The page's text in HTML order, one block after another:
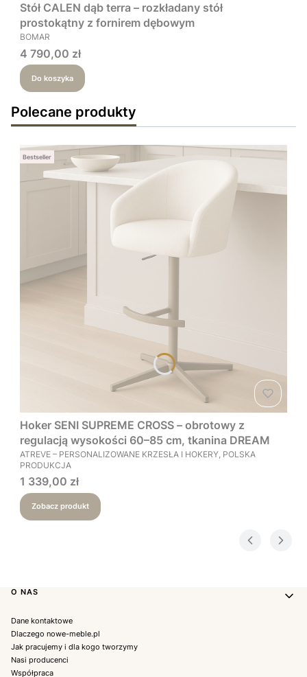
Stół CALEN dąb terra – rozkładany stół
prostokątny z fornirem dębowym
PRODUCENT
BOMAR
Cena
4 790,00 zł
Do koszyka
Polecane produkty
Bestseller
Hoker SENI SUPREME CROSS – obrotowy z
regulacją wysokości 60–85 cm, tkanina DREAM
PRODUCENT
ATREVE – PERSONALIZOWANE KRZESŁA I HOKERY, POLSKA
PRODUKCJA
Cena
1 339,00 zł
Zobacz produkt
Linki w stopce
O NAS
Dane kontaktowe
Dlaczego nowe-meble.pl
Jak pracujemy i dla kogo tworzymy
Nasi producenci
Współpraca